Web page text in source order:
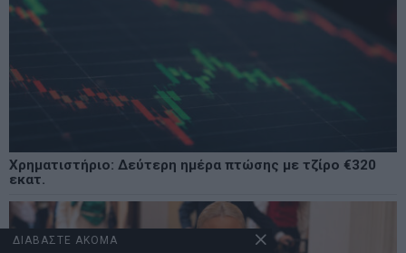
Χρηματιστήριο: Δεύτερη ημέρα πτώσης με τζίρο €320
εκατ.
ΔΙΑΒΑΣΤΕ ΑΚΟΜΑ